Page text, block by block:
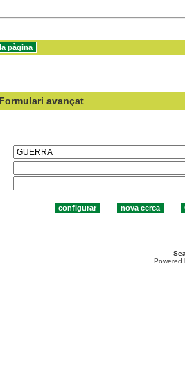
avançat